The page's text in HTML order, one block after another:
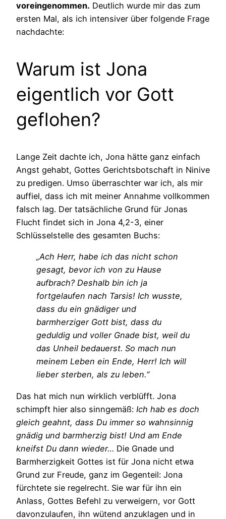
voreingenommen. Deutlich wurde mir das zum
ersten Mal, als ich intensiver über folgende Frage
nachdachte:
Warum ist Jona
eigentlich vor Gott
geflohen?
Lange Zeit dachte ich, Jona hätte ganz einfach
Angst gehabt, Gottes Gerichtsbotschaft in Ninive
zu predigen. Umso überraschter war ich, als mir
auffiel, dass ich mit meiner Annahme vollkommen
falsch lag. Der tatsächliche Grund für Jonas
Flucht findet sich in Jona 4,2-3, einer
Schlüsselstelle des gesamten Buchs:
„Ach Herr, habe ich das nicht schon
gesagt, bevor ich von zu Hause
aufbrach? Deshalb bin ich ja
fortgelaufen nach Tarsis! Ich wusste,
dass du ein gnädiger und
barmherziger Gott bist, dass du
geduldig und voller Gnade bist, weil du
das Unheil bedauerst. So mach nun
meinem Leben ein Ende, Herr! Ich will
lieber sterben, als zu leben.“
Das hat mich nun wirklich verblüfft. Jona
schimpft hier also sinngemäß: Ich hab es doch
gleich geahnt, dass Du immer so wahnsinnig
gnädig und barmherzig bist! Und am Ende
kneifst Du dann wieder… Die Gnade und
Barmherzigkeit Gottes ist für Jona nicht etwa
Grund zur Freude, ganz im Gegenteil: Jona
fürchtete sie regelrecht. Sie war für ihn ein
Anlass, Gottes Befehl zu verweigern, vor Gott
davonzulaufen, ihn wütend anzuklagen und in